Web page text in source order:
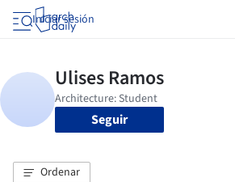
Iniciar sesión
Seguir
Ordenar